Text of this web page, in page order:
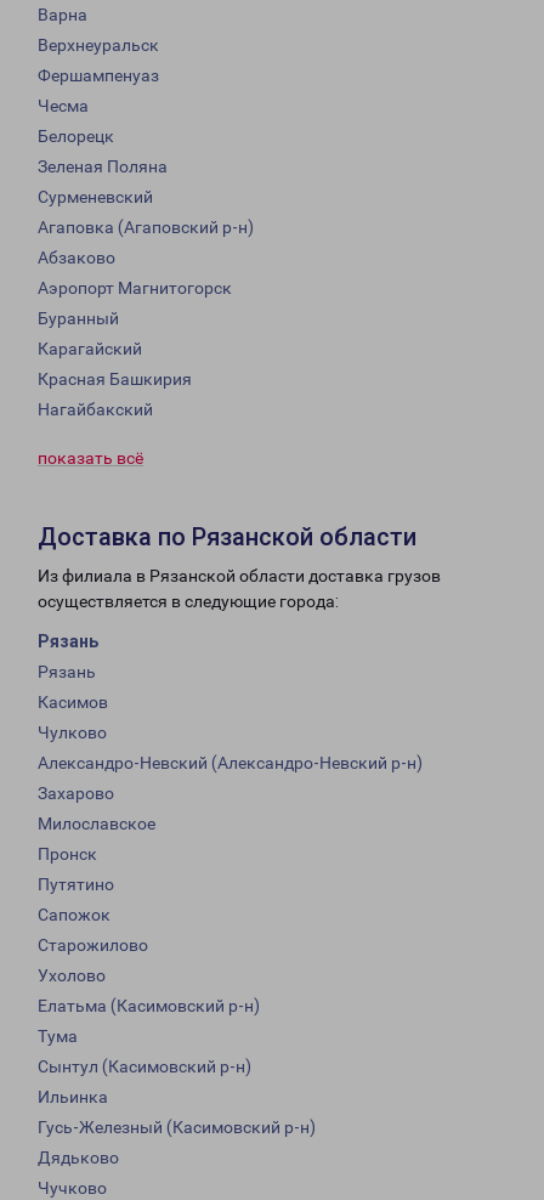
Варна
Верхнеуральск
Фершампенуаз
Чесма
Белорецк
Зеленая Поляна
Сурменевский
Агаповка (Агаповский р-н)
Абзаково
Аэропорт Магнитогорск
Буранный
Карагайский
Красная Башкирия
Нагайбакский
показать всё
Доставка по Рязанской области
Из филиала в Рязанской области доставка грузов
осуществляется в следующие города:
Рязань
Рязань
Касимов
Чулково
Александро-Невский (Александро-Невский р-н)
Захарово
Милославское
Пронск
Путятино
Сапожок
Старожилово
Ухолово
Елатьма (Касимовский р-н)
Тума
Сынтул (Касимовский р-н)
Ильинка
Гусь-Железный (Касимовский р-н)
Дядьково
Чучково